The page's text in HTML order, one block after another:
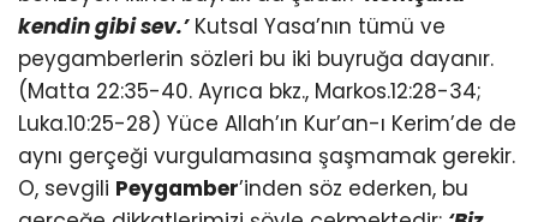
kendin gibi sev.’Kutsal Yasa’nın tümü ve
peygamberlerin sözleri bu iki buyruğa dayanır.
(Matta 22:35-40. Ayrıca bkz., Markos.12:28-34;
Luka.10:25-28) Yüce Allah’ın Kur’an-ı Kerim’de de
aynı gerçeği vurgulamasına şaşmamak gerekir.
O, sevgili Peygamber’inden söz ederken, bu